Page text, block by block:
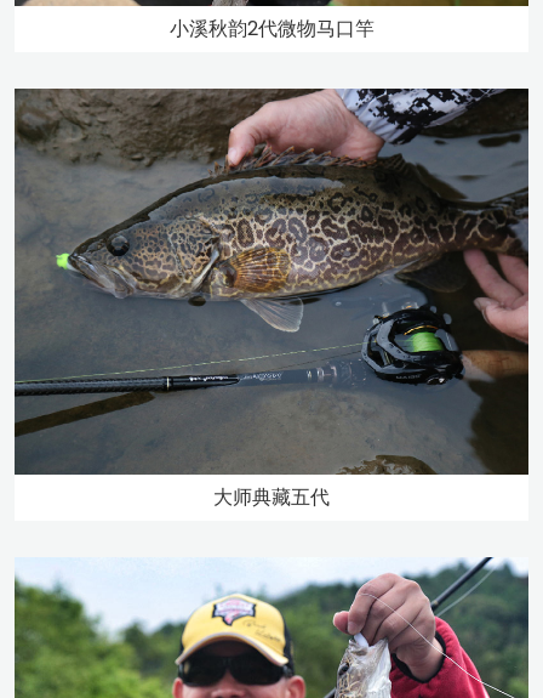
小溪秋韵2代微物马口竿
大师典藏五代